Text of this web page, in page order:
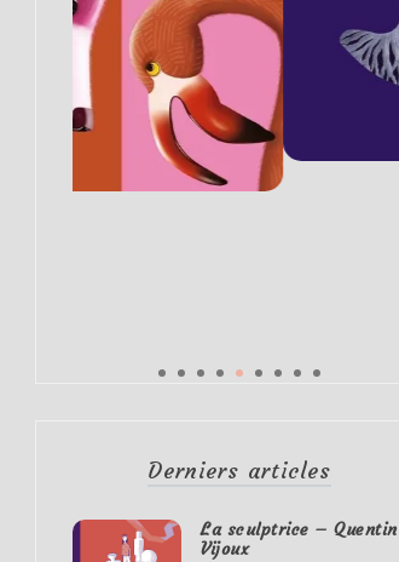
Derniers articles
La sculptrice – Quentin
Vijoux